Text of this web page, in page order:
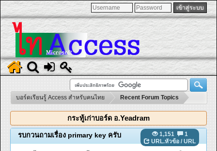
บอร์ดเรียนรู้ Access สำหรับคนไทย Recent Forum Topics
กระทู้เก่าบอร์ด อ.Yeadram
1,151
1
URL.หัวข้อ / URL
รบกวนถามเรื่อง primary key ครับ